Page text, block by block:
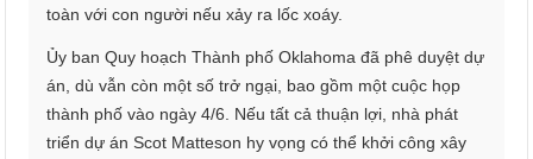
toàn với con người nếu xảy ra lốc xoáy.
Ủy ban Quy hoạch Thành phố Oklahoma đã phê duyệt dự
án, dù vẫn còn một số trở ngại, bao gồm một cuộc họp
thành phố vào ngày 4/6. Nếu tất cả thuận lợi, nhà phát
triển dự án Scot Matteson hy vọng có thể khởi công xây